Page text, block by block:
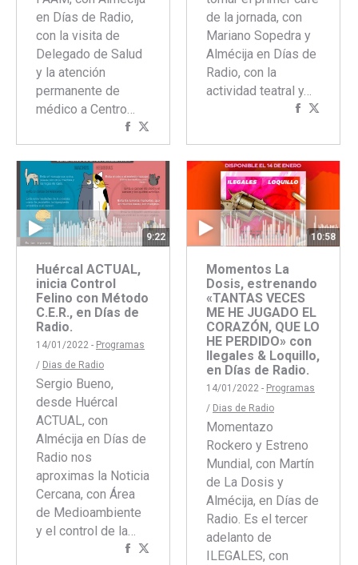
en Días de Radio,
con la visita de
Delegado de Salud
y la atención
permanente de
médico a Centro…
Compartir
con
Facebook
con
Twitter
de la jornada, con
Mariano Sopedra y
Almécija en Días de
Radio, con la
actividad teatral y…
Compartir
9:22
Huércal ACTUAL,
inicia Control
Felino con Método
C.E.R., en Días de
Radio.
14/01/2022 - Programas
/ Dias de Radio
Sergio Bueno,
desde Huércal
ACTUAL, con
Almécija en Días de
Radio nos
aproximas la Noticia
Cercana, con Área
de Medioambiente
y el control de la…
Compartir
10:58
Momentos La
Dosis, estrenando
«TANTAS VECES
ME HE JUGADO EL
CORAZÓN, QUE LO
HE PERDIDO» con
Ilegales & Loquillo,
en Días de Radio.
14/01/2022 - Programas
/ Dias de Radio
Momentazo
Rockero y Estreno
Mundial, con Martín
de La Dosis y
Almécija, en Días de
Radio. Es el tercer
adelanto de
ILEGALES, con